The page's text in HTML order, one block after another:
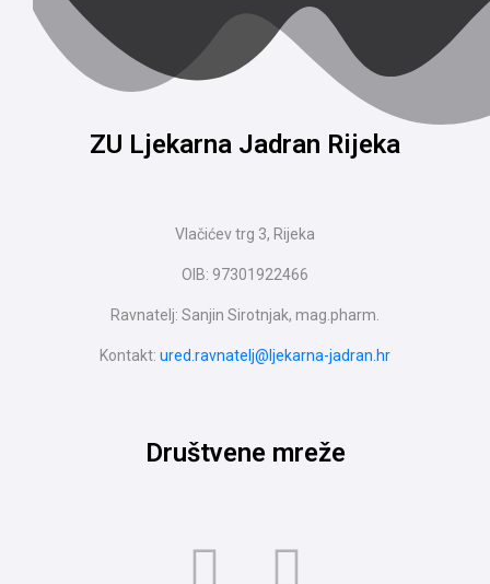
ZU Ljekarna Jadran Rijeka
Vlačićev trg 3, Rijeka
OIB: 97301922466
Ravnatelj: Sanjin Sirotnjak, mag.pharm.
Kontakt: ured.ravnatelj@ljekarna-jadran.hr
Društvene mreže